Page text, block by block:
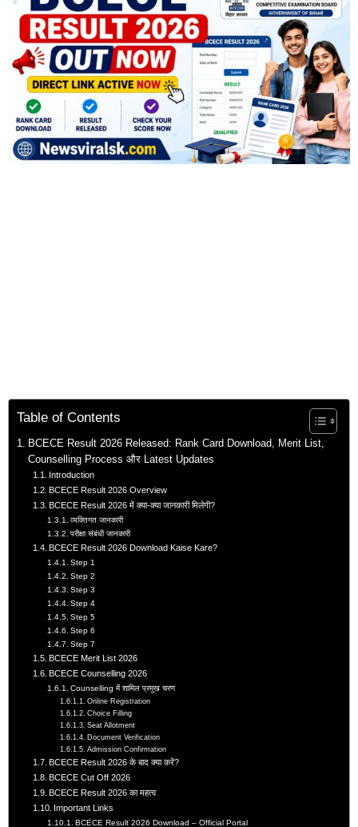
Table of Contents
BCECE Result 2026 Released: Rank Card Download, Merit List,
Counselling Process और Latest Updates
Introduction
BCECE Result 2026 Overview
BCECE Result 2026 में क्या-क्या जानकारी मिलेगी?
व्यक्तिगत जानकारी
परीक्षा संबंधी जानकारी
BCECE Result 2026 Download Kaise Kare?
Step 1
Step 2
Step 3
Step 4
Step 5
Step 6
Step 7
BCECE Merit List 2026
BCECE Counselling 2026
Counselling में शामिल प्रमुख चरण
Online Registration
Choice Filling
Seat Allotment
Document Verification
Admission Confirmation
BCECE Result 2026 के बाद क्या करें?
BCECE Cut Off 2026
BCECE Result 2026 का महत्व
Important Links
BCECE Result 2026 Download – Official Portal